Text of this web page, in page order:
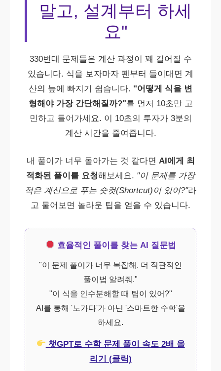
말고, 설계부터 하세
요"
330번대 문제들은 계산 과정이 꽤 길어질 수
있습니다. 식을 보자마자 펜부터 들이대면 계
산의 늪에 빠지기 쉽습니다. "어떻게 식을 변
형해야 가장 간단해질까?"를 먼저 10초만 고
민하고 들어가세요. 이 10초의 투자가 3분의
계산 시간을 줄여줍니다.
내 풀이가 너무 돌아가는 것 같다면 AI에게 최
적화된 풀이를 요청해보세요. "이 문제를 가장
적은 계산으로 푸는 숏컷(Shortcut)이 있어?"라
고 물어보면 놀라운 팁을 얻을 수 있습니다.
효율적인 풀이를 찾는 AI 질문법
"이 문제 풀이가 너무 복잡해. 더 직관적인
풀이법 알려줘."
"이 식을 인수분해할 때 팁이 있어?"
AI를 통해 '노가다'가 아닌 '스마트한 수학'을
하세요.
챗GPT로 수학 문제 풀이 속도 2배 올
리기 (클릭)